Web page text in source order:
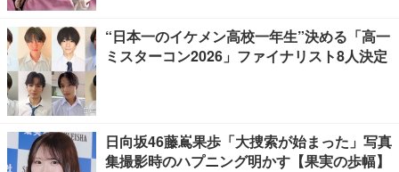
“日本一のイケメン高校一年生”決める「高一
ミスターコン2026」ファイナリスト8人決定
日向坂46藤嶌果歩「大捜索が始まった」写真
集撮影時のハプニング明かす【果実の歩幅】